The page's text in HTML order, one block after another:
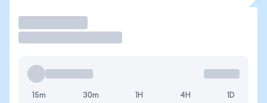
15m 30m 1H 4H 1D